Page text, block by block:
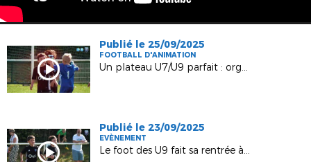
Publié le 25/09/2025
FOOTBALL D'ANIMATION
Un plateau U7/U9 parfait : organisation, jeu et plaisir !
Publié le 23/09/2025
EVÈNEMENT
Le foot des U9 fait sa rentrée à Nogent !